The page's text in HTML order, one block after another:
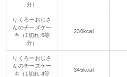
分）
りくろーおじさ
んのチーズケー
キ（1切れ:6等
分）
230kcal
りくろーおじさ
んのチーズケー
キ（1切れ:4等
345kcal